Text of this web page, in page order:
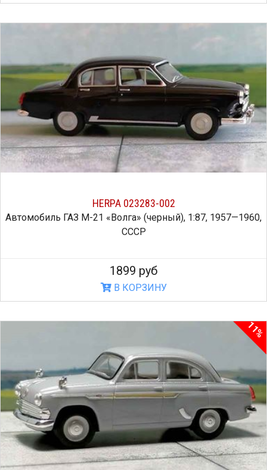
HERPA 023283-002
Автомобиль ГАЗ М-21 «Волга» (черный), 1:87, 1957—1960,
СССР
1899 руб
В КОРЗИНУ
11%